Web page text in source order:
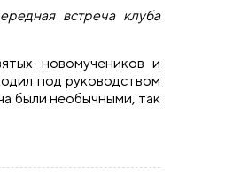
встреча клуба
новомучеников и
под руководством
были необычными, так